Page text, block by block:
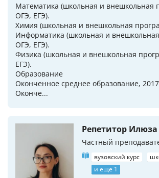
Математика (школьная и внешкольная
ОГЭ, ЕГЭ).
Химия (школьная и внешкольная
Информатика (школьная и
ОГЭ, ЕГЭ).
Физика (школьная и внешкольная
ЕГЭ).
Образование
Оконченное среднее образование,
Оконче...
Репетитор
Частный
вузовский курс
и еще 1